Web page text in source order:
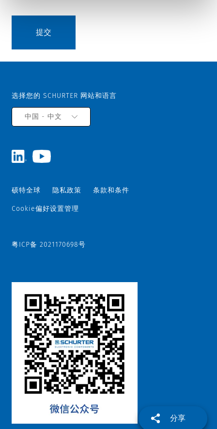
分享
选择您的 SCHURTER 网站和语言
中国 - 中文
硕特全球 隐私政策 条款和条件
Cookie偏好设置管理
粤ICP备 2021170698号